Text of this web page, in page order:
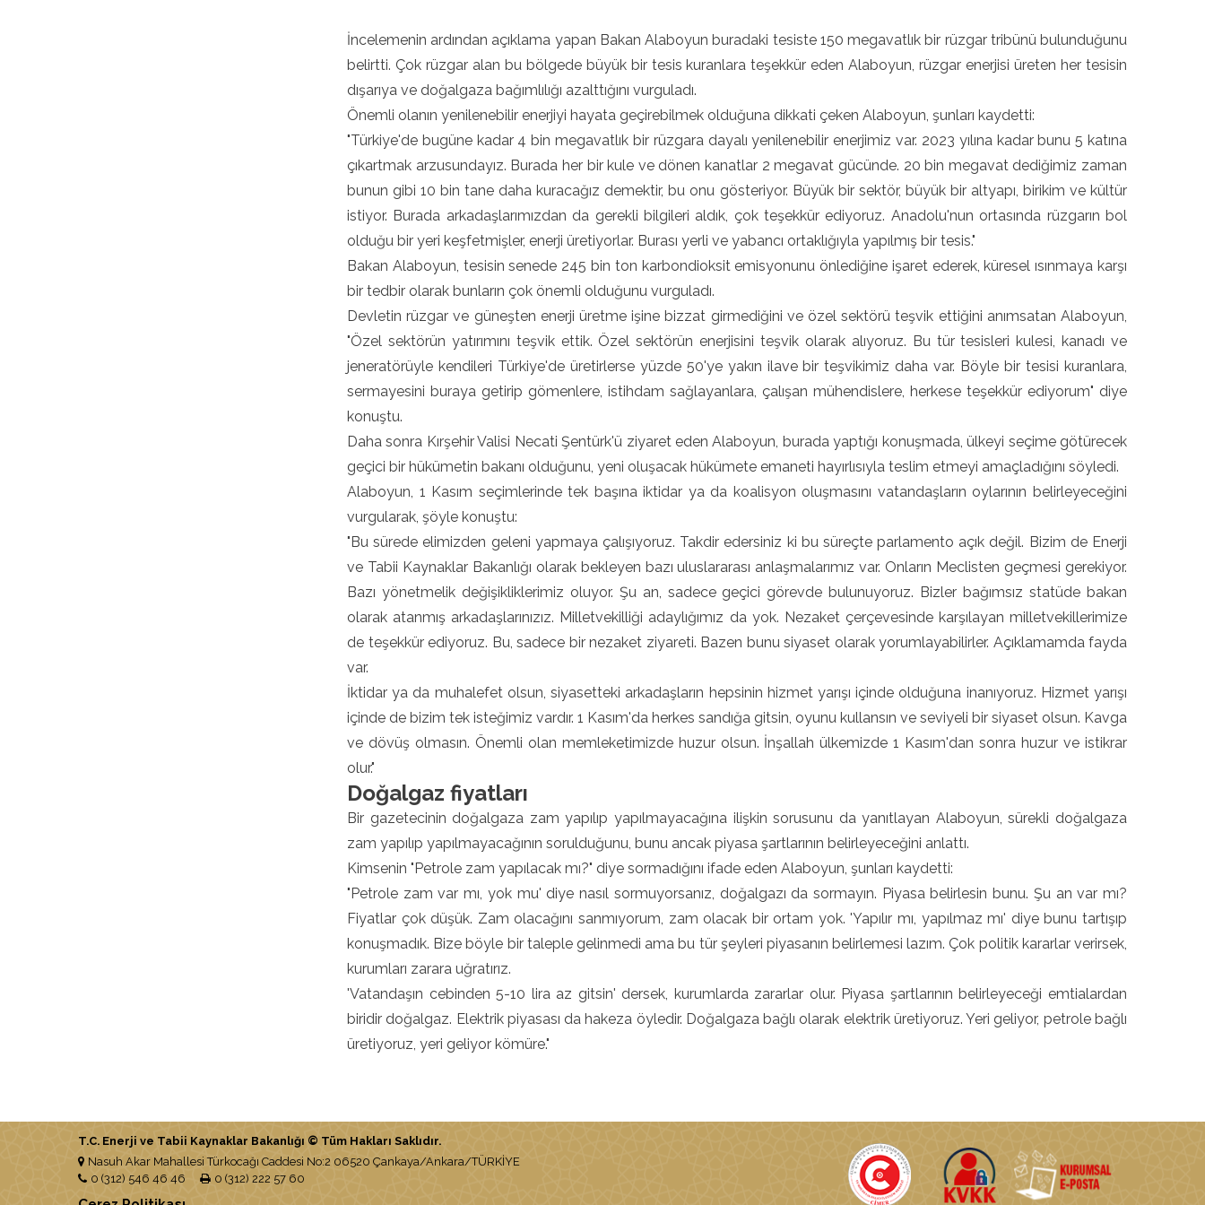
İncelemenin ardından açıklama yapan Bakan Alaboyun buradaki tesiste 150 megavatlık bir rüzgar tribünü bulunduğunu
belirtti. Çok rüzgar alan bu bölgede büyük bir tesis kuranlara teşekkür eden Alaboyun, rüzgar enerjisi üreten her tesisin
dışarıya ve doğalgaza bağımlılığı azalttığını vurguladı.
Önemli olanın yenilenebilir enerjiyi hayata geçirebilmek olduğuna dikkati çeken Alaboyun, şunları kaydetti:
"Türkiye'de bugüne kadar 4 bin megavatlık bir rüzgara dayalı yenilenebilir enerjimiz var. 2023 yılına kadar bunu 5 katına
çıkartmak arzusundayız. Burada her bir kule ve dönen kanatlar 2 megavat gücünde. 20 bin megavat dediğimiz zaman
bunun gibi 10 bin tane daha kuracağız demektir, bu onu gösteriyor. Büyük bir sektör, büyük bir altyapı, birikim ve kültür
istiyor. Burada arkadaşlarımızdan da gerekli bilgileri aldık, çok teşekkür ediyoruz. Anadolu'nun ortasında rüzgarın bol
olduğu bir yeri keşfetmişler, enerji üretiyorlar. Burası yerli ve yabancı ortaklığıyla yapılmış bir tesis."
Bakan Alaboyun, tesisin senede 245 bin ton karbondioksit emisyonunu önlediğine işaret ederek, küresel ısınmaya karşı
bir tedbir olarak bunların çok önemli olduğunu vurguladı.
Devletin rüzgar ve güneşten enerji üretme işine bizzat girmediğini ve özel sektörü teşvik ettiğini anımsatan Alaboyun,
"Özel sektörün yatırımını teşvik ettik. Özel sektörün enerjisini teşvik olarak alıyoruz. Bu tür tesisleri kulesi, kanadı ve
jeneratörüyle kendileri Türkiye'de üretirlerse yüzde 50'ye yakın ilave bir teşvikimiz daha var. Böyle bir tesisi kuranlara,
sermayesini buraya getirip gömenlere, istihdam sağlayanlara, çalışan mühendislere, herkese teşekkür ediyorum" diye
konuştu.
Daha sonra Kırşehir Valisi Necati Şentürk'ü ziyaret eden Alaboyun, burada yaptığı konuşmada, ülkeyi seçime götürecek
geçici bir hükümetin bakanı olduğunu, yeni oluşacak hükümete emaneti hayırlısıyla teslim etmeyi amaçladığını söyledi.
Alaboyun, 1 Kasım seçimlerinde tek başına iktidar ya da koalisyon oluşmasını vatandaşların oylarının belirleyeceğini
vurgularak, şöyle konuştu:
"Bu sürede elimizden geleni yapmaya çalışıyoruz. Takdir edersiniz ki bu süreçte parlamento açık değil. Bizim de Enerji
ve Tabii Kaynaklar Bakanlığı olarak bekleyen bazı uluslararası anlaşmalarımız var. Onların Meclisten geçmesi gerekiyor.
Bazı yönetmelik değişikliklerimiz oluyor. Şu an, sadece geçici görevde bulunuyoruz. Bizler bağımsız statüde bakan
olarak atanmış arkadaşlarınızız. Milletvekilliği adaylığımız da yok. Nezaket çerçevesinde karşılayan milletvekillerimize
de teşekkür ediyoruz. Bu, sadece bir nezaket ziyareti. Bazen bunu siyaset olarak yorumlayabilirler. Açıklamamda fayda
var.
İktidar ya da muhalefet olsun, siyasetteki arkadaşların hepsinin hizmet yarışı içinde olduğuna inanıyoruz. Hizmet yarışı
içinde de bizim tek isteğimiz vardır. 1 Kasım'da herkes sandığa gitsin, oyunu kullansın ve seviyeli bir siyaset olsun. Kavga
ve dövüş olmasın. Önemli olan memleketimizde huzur olsun. İnşallah ülkemizde 1 Kasım'dan sonra huzur ve istikrar
olur."
Doğalgaz fiyatları
Bir gazetecinin doğalgaza zam yapılıp yapılmayacağına ilişkin sorusunu da yanıtlayan Alaboyun, sürekli doğalgaza
zam yapılıp yapılmayacağının sorulduğunu, bunu ancak piyasa şartlarının belirleyeceğini anlattı.
Kimsenin "Petrole zam yapılacak mı?" diye sormadığını ifade eden Alaboyun, şunları kaydetti:
"Petrole zam var mı, yok mu' diye nasıl sormuyorsanız, doğalgazı da sormayın. Piyasa belirlesin bunu. Şu an var mı?
Fiyatlar çok düşük. Zam olacağını sanmıyorum, zam olacak bir ortam yok. 'Yapılır mı, yapılmaz mı' diye bunu tartışıp
konuşmadık. Bize böyle bir taleple gelinmedi ama bu tür şeyleri piyasanın belirlemesi lazım. Çok politik kararlar verirsek,
kurumları zarara uğratırız.
'Vatandaşın cebinden 5-10 lira az gitsin' dersek, kurumlarda zararlar olur. Piyasa şartlarının belirleyeceği emtialardan
biridir doğalgaz. Elektrik piyasası da hakeza öyledir. Doğalgaza bağlı olarak elektrik üretiyoruz. Yeri geliyor, petrole bağlı
üretiyoruz, yeri geliyor kömüre."
T.C. Enerji ve Tabii Kaynaklar Bakanlığı © Tüm Hakları Saklıdır.
Nasuh Akar Mahallesi Türkocağı Caddesi No:2 06520 Çankaya/Ankara/TÜRKİYE
0 (312) 546 46 46
0 (312) 222 57 60